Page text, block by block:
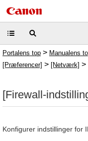
Portalens top > Manualens
[Præferencer] > [Netværk] >
[Firewall-
Konfigurer indstillinger for